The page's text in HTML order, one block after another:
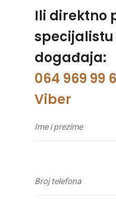
Ili direktno
događaja:
064 969 99
Viber